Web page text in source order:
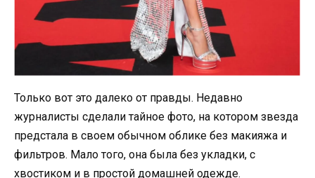
Только вот это далеко от правды. Недавно
журналисты сделали тайное фото, на котором звезда
предстала в своем обычном облике без макияжа и
фильтров. Мало того, она была без укладки, с
хвостиком и в простой домашней одежде.